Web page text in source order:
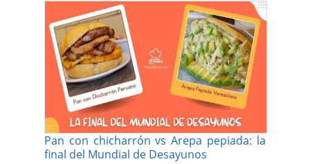
Pan con chicharrón vs Arepa pepiada: la
final del Mundial de Desayunos